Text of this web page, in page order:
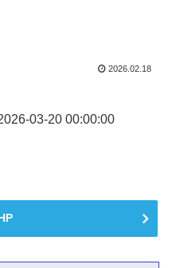
2026.02.18
03-20 00:00:00